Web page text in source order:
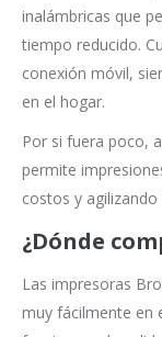
inalámbricas que
tiempo reducido.
conexión móvil,
en el hogar.
Por si fuera poco,
permite
costos y
¿Dónde
Las impresoras
muy fácilmente en